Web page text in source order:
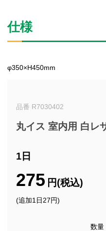
仕様
φ350×H450mm
品番 R7030402
丸イス 室内用 白レ
1日
275 円(税込)
(追加1日27円)
数量